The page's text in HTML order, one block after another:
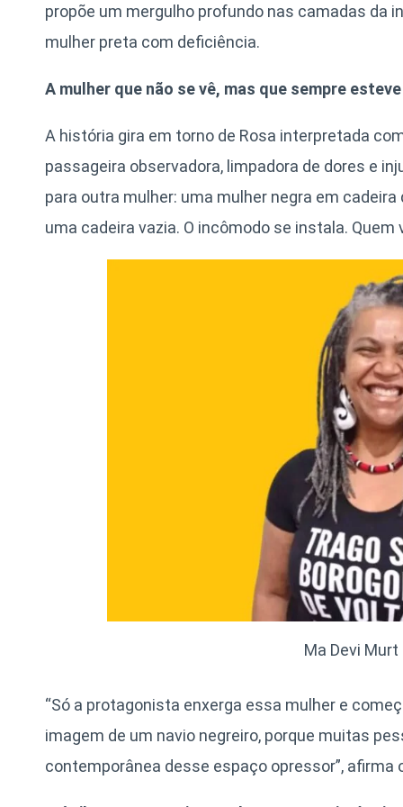
propõe um mergulho profundo nas camadas da
mulher preta com deficiência.
A mulher que não se vê, mas que sempre
A história gira em torno de Rosa interpretada
passageira observadora, limpadora de dores e
para outra mulher: uma mulher negra em
uma cadeira vazia. O incômodo se instala.
Ma Devi
“Só a protagonista enxerga essa mulher e
imagem de um navio negreiro, porque muitas
contemporânea desse espaço opressor”, afirma